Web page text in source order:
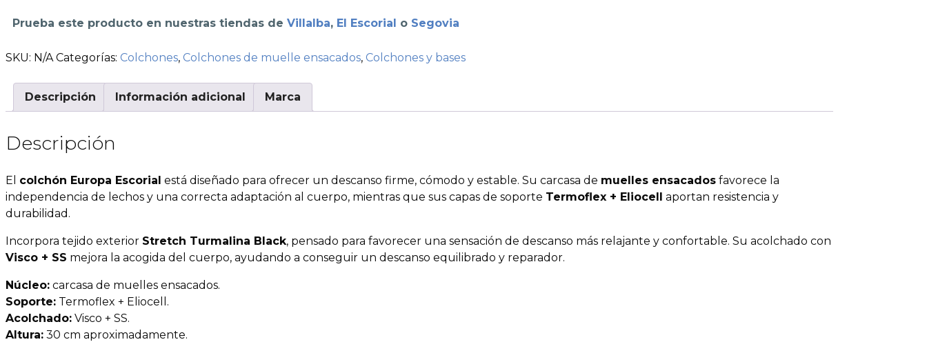
Prueba este producto en nuestras tiendas de Villalba, El Escorial o Segovia
SKU: N/ACategorías: Colchones, Colchones de muelle ensacados, Colchones y bases
Descripción Información adicional Marca
Descripción
El colchón Europa Escorial está diseñado para ofrecer un descanso firme, cómodo y estable. Su carcasa de muelles ensacados favorece la
independencia de lechos y una correcta adaptación al cuerpo, mientras que sus capas de soporte Termoflex + Eliocell
aportan resistencia y
durabilidad.
Incorpora tejido exterior Stretch Turmalina Black, pensado para favorecer una sensación de descanso más relajante y confortable. Su acolchado con
Visco + SS mejora la acogida del cuerpo, ayudando a conseguir un descanso equilibrado y reparador.
Núcleo: carcasa de muelles ensacados.
Soporte: Termoflex + Eliocell.
Acolchado: Visco + SS.
Altura: 30 cm aproximadamente.